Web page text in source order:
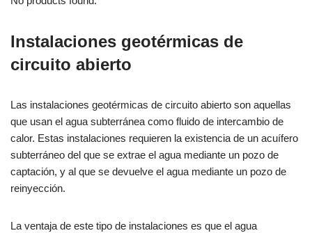
Instalaciones geotérmicas de
circuito abierto
Las instalaciones geotérmicas de circuito abierto son aquellas
que usan el agua subterránea como fluido de intercambio de
calor. Estas instalaciones requieren la existencia de un acuífero
subterráneo del que se extrae el agua mediante un pozo de
captación, y al que se devuelve el agua mediante un pozo de
reinyección.
La ventaja de este tipo de instalaciones es que el agua